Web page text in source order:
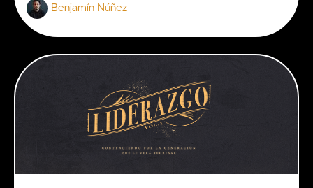
Benjamín Núñez